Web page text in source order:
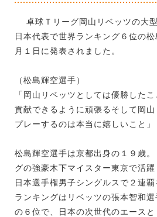
卓球Ｔリーグ岡山リベッツの大型
日本代表で世界ランキング６位の
月１日に発表されました。
（松島輝空選手）
「岡山リベッツとしては優勝した
貢献できるように頑張るそして岡
プレーするのは本当に嬉しいこと」
松島輝空選手は京都出身の１９歳
グの強豪木下マイスター東京で活
日本選手権男子シングルスで２連
ランキングはリベッツの張本智和
の６位で、日本の次世代のエースと